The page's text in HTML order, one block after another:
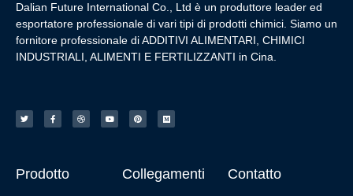
Dalian Future International Co., Ltd è un produttore leader ed
esportatore professionale di vari tipi di prodotti chimici. Siamo un
fornitore professionale di ADDITIVI ALIMENTARI, CHIMICI
INDUSTRIALI, ALIMENTI E FERTILIZZANTI in Cina.
Prodotto Collegamenti Contatto